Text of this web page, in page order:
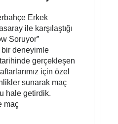
Erkek
ile karşılaştığı
Soruyor”
bir deneyimle
gerçekleşen
için özel
sunarak maç
hale getirdik.
maç